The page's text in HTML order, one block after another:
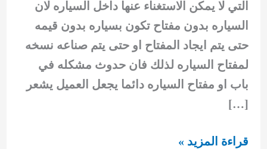
التي لا يمكن الاستغناء عنها داخل السياره لان
السياره بدون مفتاح تكون بسياره بدون قيمه
حتى يتم ايجاد المفتاح او حتى يتم صناعه نسخه
لمفتاح السياره لذلك فان حدوث مشكله في
باب او مفتاح السياره دائما يجعل العميل يشعر
[…]
مفاتيح
قراءة المزيد »